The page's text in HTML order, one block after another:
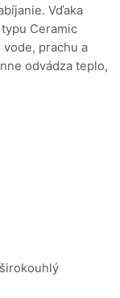
Vďaka
Ceramic
prachu a
odvádza teplo,